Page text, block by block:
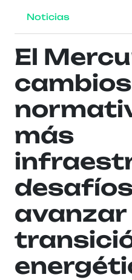
Noticias
El
cambios
más
avanzar